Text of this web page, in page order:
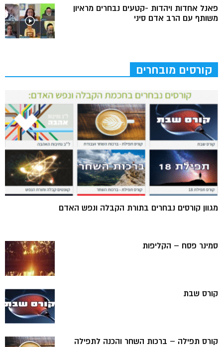
פאנל אחדות ויהדות -קטעים נבחרים מראיון
משותף עם הרב אדם סיני
קורסים מובחרים
מגוון קורסים נבחרים בתורת הקבלה ונפש האדם
סמינר פסח – הקליפות
קורס שבת
קורס תפילה – ברכות השחר והכנה לתפילה